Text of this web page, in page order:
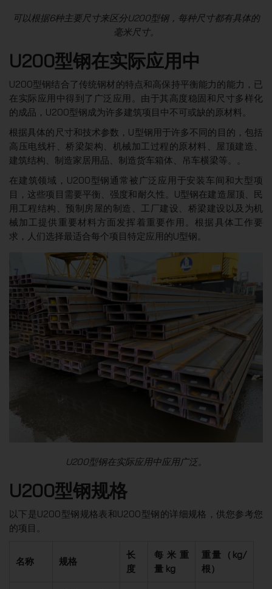
可以根据6种主要尺寸来区分U200型钢，每种尺寸都有具体的
毫米尺寸。
U200型钢在实际应用中
U200型钢结合了传统钢材的特点和高保持平衡能力的能力，已
在实际应用中得到了广泛应用。由于其高度稳固和尺寸多样化
的成品，U200型钢成为许多建筑项目中不可或缺的原材料。
根据具体的尺寸和技术参数，U型钢用于许多不同的目的，包括
高压电线杆、桥梁架构、机械加工过程的原材料、屋顶建造、
建筑结构、制造家居用品、制造货车箱体、吊车横梁等。。
在建筑领域，U200型钢通常被广泛应用于安装车间和大型项
目，这些项目需要平衡、强度和耐久性。U型钢在建造屋顶、民
用工程结构、预制房屋的制造、工厂建设、桥梁建设以及为机
械加工提供重要材料方面发挥着重要作用。根据具体工作要
求，人们选择最适合每个项目特定应用的U型钢。
U200型钢在实际应用中应用广泛。
U200型钢规格
以下是U200型钢规格表和U200型钢的详细规格，供您参考您
的项目。
名称 规格
长
度
每米重
量 kg
重量（kg/
根）